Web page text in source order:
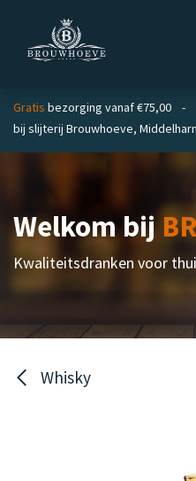
Gratis bezorging vanaf €75,00
bij slijterij Brouwhoeve,
Welkom bij
Kwaliteitsdranken voor
Whisky